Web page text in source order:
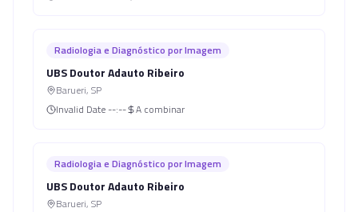
Radiologia e Diagnóstico por Imagem
UBS Doutor Adauto Ribeiro
Barueri, SP
Invalid Date --:-- A combinar
Radiologia e Diagnóstico por Imagem
UBS Doutor Adauto Ribeiro
Barueri, SP